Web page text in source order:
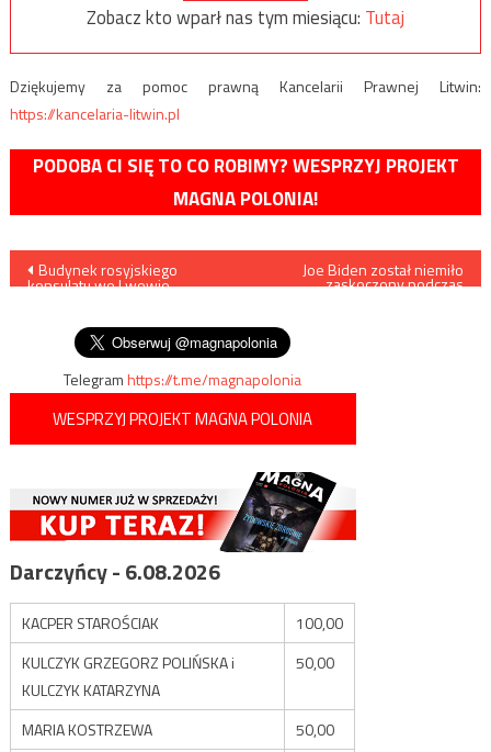
Zobacz kto wparł nas tym miesiącu: Tutaj
Dziękujemy za pomoc prawną Kancelarii Prawnej Litwin:
https://kancelaria-litwin.pl
PODOBA CI SIĘ TO CO ROBIMY? WESPRZYJ PROJEKT
MAGNA POLONIA!
Nawigacja
Budynek rosyjskiego
konsulatu we Lwowie
Joe Biden został niemiło
zaskoczony podczas
Telegramhttps://t.me/magnapolonia
WESPRZYJ PROJEKT MAGNA POLONIA
Darczyńcy - 6.08.2026
KACPER STAROŚCIAK
100,00
KULCZYK GRZEGORZ POLIŃSKA i
KULCZYK KATARZYNA
50,00
MARIA KOSTRZEWA 50,00